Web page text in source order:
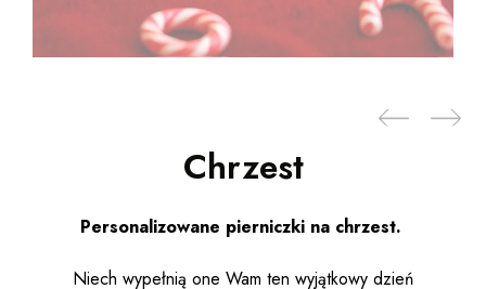
Chrzest
Personalizowane pierniczki na chrzest.
Niech wypełnią one Wam ten wyjątkowy dzień